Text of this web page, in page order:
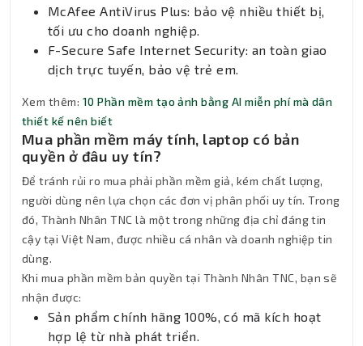
McAfee AntiVirus Plus: bảo vệ nhiều thiết bị,
tối ưu cho doanh nghiệp.
F-Secure Safe Internet Security: an toàn giao
dịch trực tuyến, bảo vệ trẻ em.
Xem thêm: 10 Phần mềm tạo ảnh bằng AI miễn phí mà dân
thiết kế nên biết
Mua phần mềm máy tính, laptop có bản
quyền ở đâu uy tín?
Để tránh rủi ro mua phải phần mềm giả, kém chất lượng,
người dùng nên lựa chọn các đơn vị phân phối uy tín. Trong
đó, Thành Nhân TNC là một trong những địa chỉ đáng tin
cậy tại Việt Nam, được nhiều cá nhân và doanh nghiệp tin
dùng.
Khi mua phần mềm bản quyền tại Thành Nhân TNC, bạn sẽ
nhận được:
Sản phẩm chính hãng 100%, có mã kích hoạt
hợp lệ từ nhà phát triển.